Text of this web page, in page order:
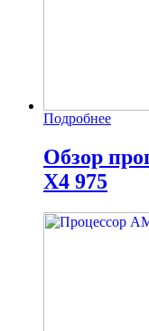
Подробнее
Обзор
X4 975